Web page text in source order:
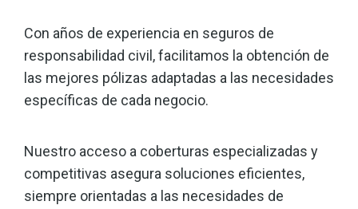
Con años de experiencia en seguros de
responsabilidad civil, facilitamos la obtención de
las mejores pólizas adaptadas a las necesidades
específicas de cada negocio.
Nuestro acceso a coberturas especializadas y
competitivas asegura soluciones eficientes,
siempre orientadas a las necesidades de